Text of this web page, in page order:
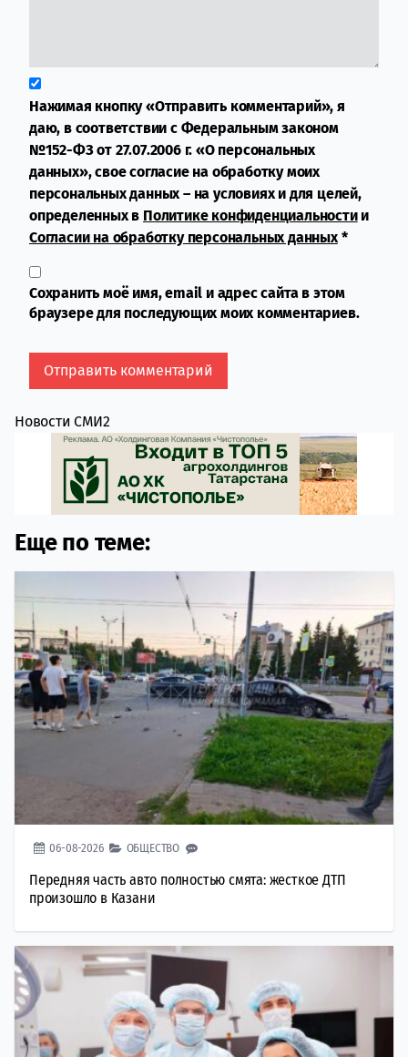
Нажимая кнопку «Отправить комментарий», я
даю, в соответствии с Федеральным законом
№152-ФЗ от 27.07.2006 г. «О персональных
данных», свое согласие на обработку моих
персональных данных – на условиях и для целей,
определенных в Политике конфиденциальностии
Согласии на обработку персональных данных*
Сохранить моё имя, email и адрес сайта в этом
браузере для последующих моих комментариев.
Новости СМИ2
Еще по теме:
06-08-2026 ОБЩЕСТВО
Передняя часть авто полностью смята: жесткое ДТП
произошло в Казани